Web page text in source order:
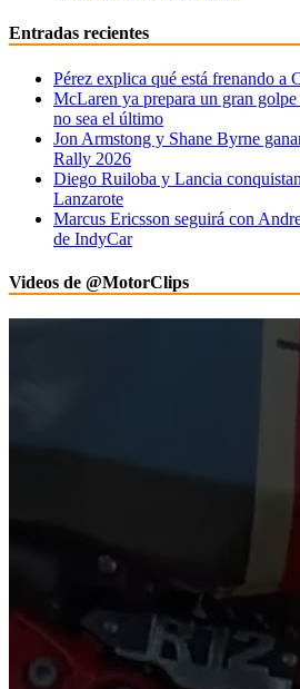
Entradas recientes
Pérez explica qué está frenando a
McLaren ya prepara un gran
no sea el último
Jon Armstong y Shane Byrne
Rally 2026
Diego Ruiloba y Lancia
Lanzarote
Marcus Ericsson seguirá con
de IndyCar
Videos de @MotorClips